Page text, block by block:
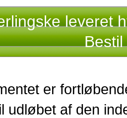
leveret
er
udløbet af den